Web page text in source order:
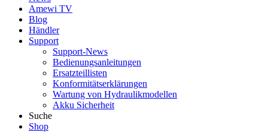
Amewi TV
Blog
Händler
Support
Support-News
Bedienungsanleitungen
Ersatzteillisten
Konformitätserklärungen
Wartung von Hydraulikmodellen
Akku Sicherheit
Suche
Shop